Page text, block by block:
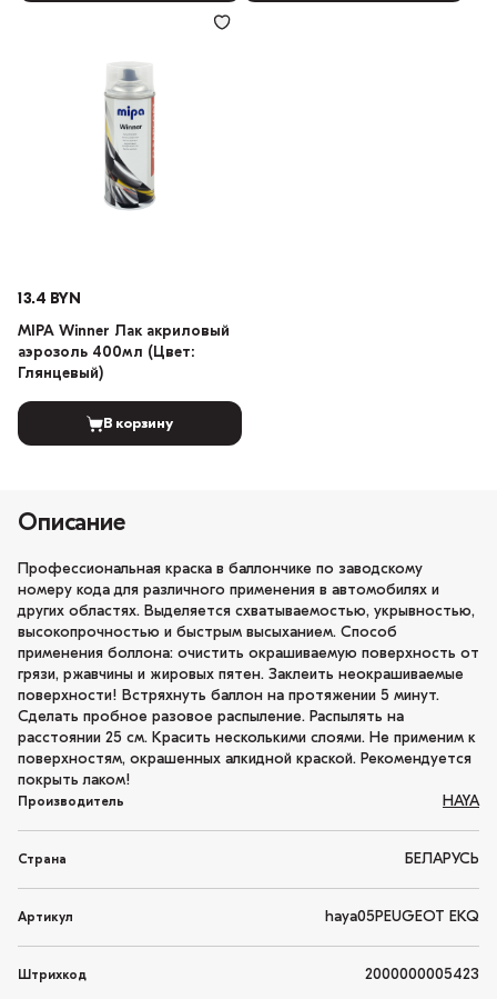
13.4 BYN
MIPA Winner Лак акриловый
аэрозоль 400мл (Цвет:
Глянцевый)
В корзину
Описание
Профессиональная краска в баллончике по заводскому
номеру кода для различного применения в автомобилях и
других областях. Выделяется схватываемостью, укрывностью,
высокопрочностью и быстрым высыханием. Способ
применения боллона: очистить окрашиваемую поверхность от
грязи, ржавчины и жировых пятен. Заклеить неокрашиваемые
поверхности! Встряхнуть баллон на протяжении 5 минут.
Сделать пробное разовое распыление. Распылять на
расстоянии 25 см. Красить несколькими слоями. Не применим к
поверхностям, окрашенных алкидной краской. Рекомендуется
покрыть лаком!
Производитель HAYA
Страна БЕЛАРУСЬ
Артикул haya05PEUGEOT EKQ
Штрихкод 2000000005423